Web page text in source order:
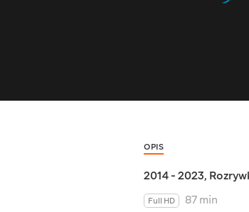
OPIS
2014 - 2023,
Full HD
87 min